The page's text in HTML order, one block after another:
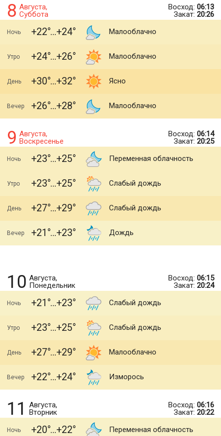
8 Августа,
Суббота
Восход: 06:13
Закат: 20:26
Ночь +22 +24 Малооблачно
Утро +24 +26 Малооблачно
День +30 +32 Ясно
Вечер +26 +28 Малооблачно
9 Августа,
Воскресенье
Восход: 06:14
Закат: 20:25
Ночь +23 +25 Переменная облачность
Утро +23 +25 Слабый дождь
День +27 +29 Слабый дождь
Вечер +21 +23 Дождь
10 Августа,
Понедельник
Восход: 06:15
Закат: 20:24
Ночь +21 +23 Слабый дождь
Утро +23 +25 Слабый дождь
День +27 +29 Малооблачно
Вечер +22 +24 Изморось
11
Августа,
Вторник
Восход: 06:16
Закат: 20:22
Ночь +20 +22 Переменная облачность